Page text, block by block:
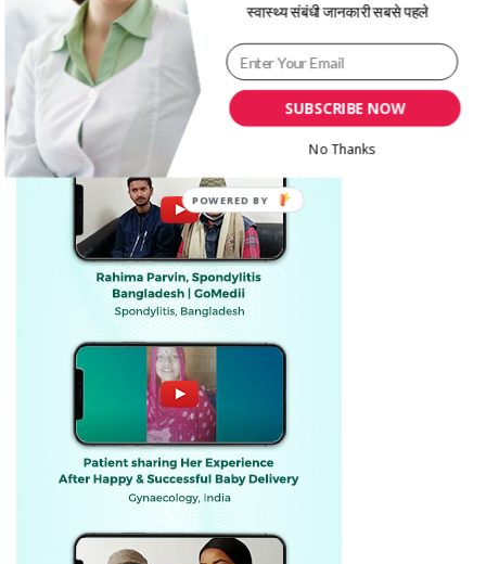
SUBSCRIBE NOW
स्वास्थ्य संबंधी जानकारी सबसे पहले
No Thanks
POWERED BY